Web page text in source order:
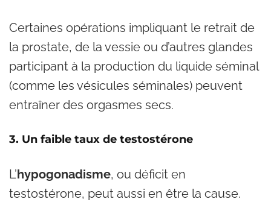
Certaines opérations impliquant le retrait de
la prostate, de la vessie ou d’autres glandes
participant à la production du liquide séminal
(comme les vésicules séminales) peuvent
entraîner des orgasmes secs.
3. Un faible taux de testostérone
L’hypogonadisme, ou déficit en
testostérone, peut aussi en être la cause.